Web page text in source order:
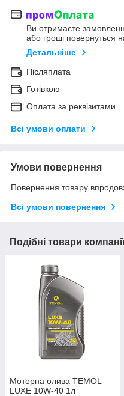
Ви отримаєте
або гроші повернуться
Детальніше
Післяплата
Готівкою
Оплата за реквізитами
Всі умови оплати
Умови повернення
Повернення товару
Всі умови повернення
Подібні товари
Моторна олива TEMOL
LUXE 10W-40 1л